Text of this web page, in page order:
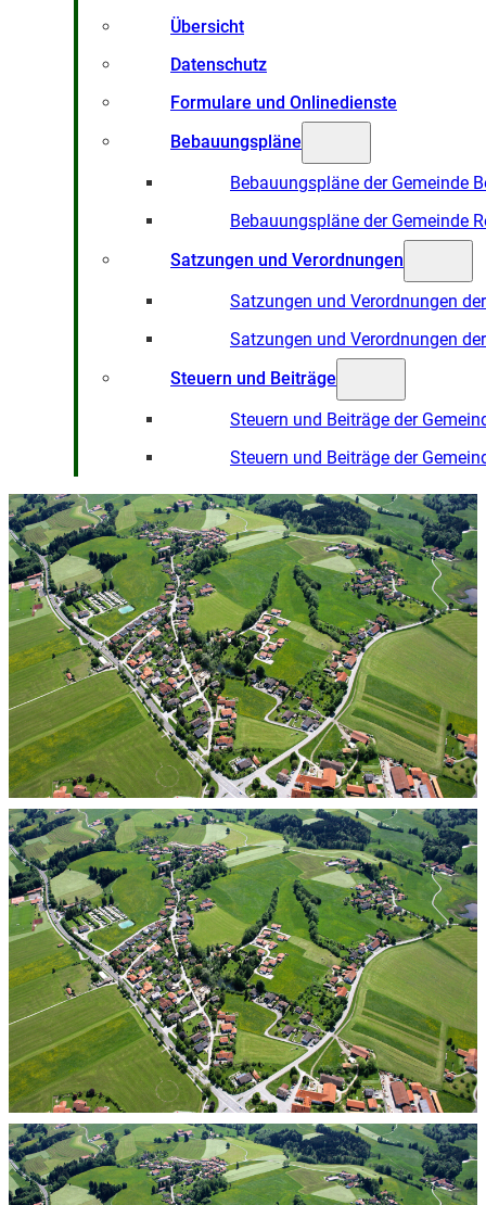
Übersicht
Datenschutz
Formulare und Onlinedienste
Bebauungspläne
Bebauungspläne der Gemeinde
Bebauungspläne der Gemeinde
Satzungen und Verordnungen
Satzungen und Verordnungen
Satzungen und Verordnungen
Steuern und Beiträge
Steuern und Beiträge der
Steuern und Beiträge der